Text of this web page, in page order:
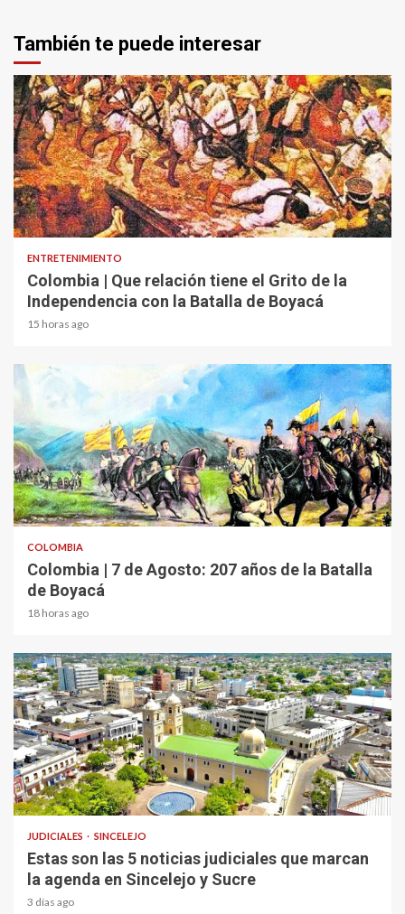
También te puede interesar
1 min read
ENTRETENIMIENTO
Colombia | Que relación tiene el Grito de la
Independencia con la Batalla de Boyacá
15 horas ago
2 min read
COLOMBIA
Colombia | 7 de Agosto: 207 años de la Batalla
de Boyacá
18 horas ago
1 min read
JUDICIALES SINCELEJO
Estas son las 5 noticias judiciales que marcan
la agenda en Sincelejo y Sucre
3 días ago